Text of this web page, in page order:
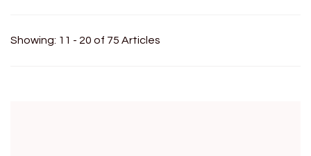
Showing: 11 - 20 of 75 Articles